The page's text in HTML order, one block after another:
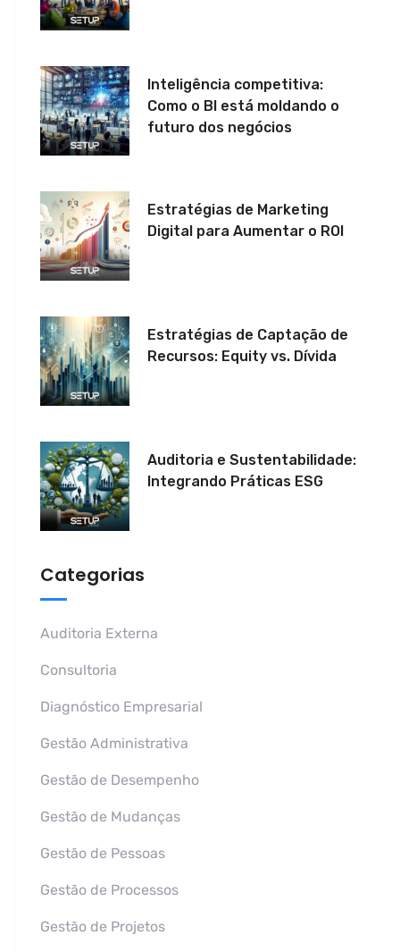
Inteligência competitiva:
Como o BI está moldando o
futuro dos negócios
Estratégias de Marketing
Digital para Aumentar o ROI
Estratégias de Captação de
Recursos: Equity vs. Dívida
Auditoria e Sustentabilidade:
Integrando Práticas ESG
Categorias
Auditoria Externa
Consultoria
Diagnóstico Empresarial
Gestão Administrativa
Gestão de Desempenho
Gestão de Mudanças
Gestão de Pessoas
Gestão de Processos
Gestão de Projetos